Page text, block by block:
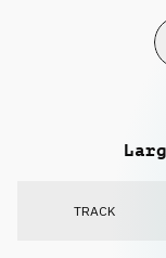
Lizenzen
Info
TRACK